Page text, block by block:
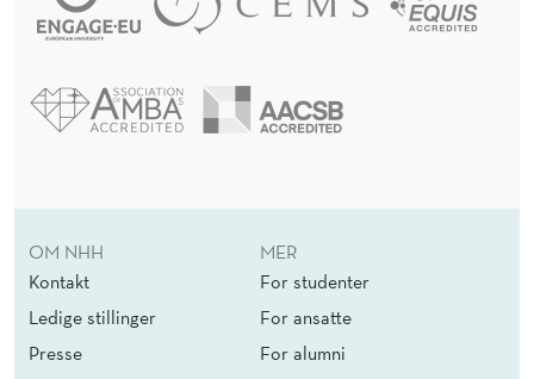
OM NHH
Kontakt
Ledige stillinger
Presse
MER
For studenter
For ansatte
For alumni